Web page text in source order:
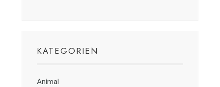
KATEGORIEN
Animal